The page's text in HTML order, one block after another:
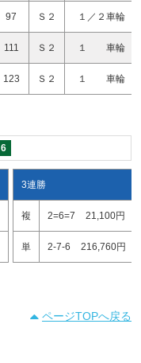
97 Ｓ２ １／２車輪
111 Ｓ２ １ 車輪
123 Ｓ２ １ 車輪
6
3連勝
複 2=6=7 21,100円
単 2-7-6 216,760円
ページTOPへ戻る